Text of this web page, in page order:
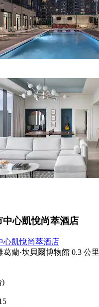
中心凱悅尚萃酒店
心凱悅尚萃酒店
蘭·坎貝爾博物館 0.3 公里
)